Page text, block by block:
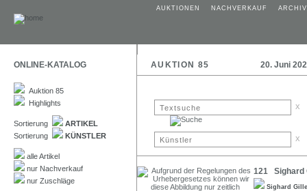
AUKTIONEN NACHVERKAUF ARCHIV
ONLINE-KATALOG AUKTION 85 20. Juni
Auktion 85
Highlights
Sortierung
ARTIKEL
Sortierung
KÜNSTLER
alle Artikel
nur Nachverkauf
nur Zuschläge
x
x
121 Sighard
Sighard